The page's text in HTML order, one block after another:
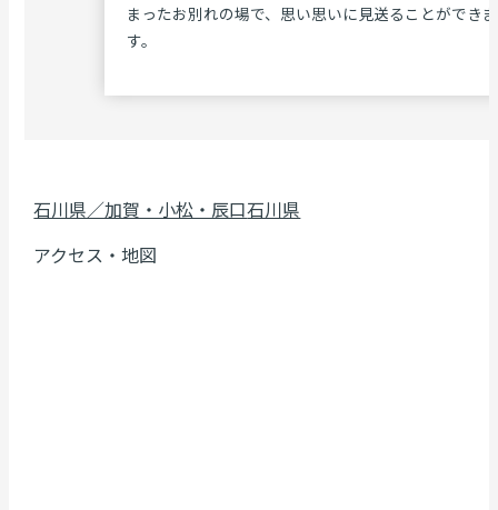
まったお別れの場で、思い思いに見送ることができま
す。
石川県／加賀・小松・辰口石川県
アクセス・地図